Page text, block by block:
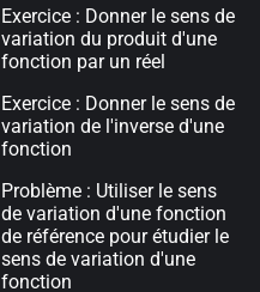
Exercice : Donner le sens de
variation du produit d'une
fonction par un réel
Exercice : Donner le sens de
variation de l'inverse d'une
fonction
Problème : Utiliser le sens
de variation d'une fonction
de référence pour étudier le
sens de variation d'une
fonction